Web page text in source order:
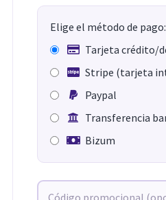
Elige el método de pago:
Tarjeta crédito/
Stripe (tarjeta
Paypal
Transferencia
Bizum